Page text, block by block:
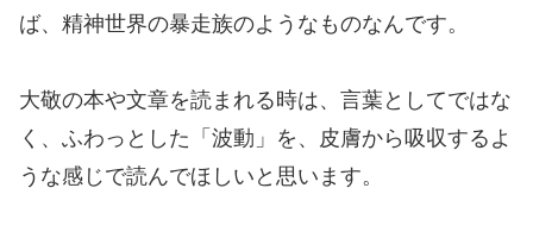
ば、精神世界の暴走族のようなものなんです。
大敬の本や文章を読まれる時は、言葉としてではな
く、ふわっとした「波動」を、皮膚から吸収するよ
うな感じで読んでほしいと思います。